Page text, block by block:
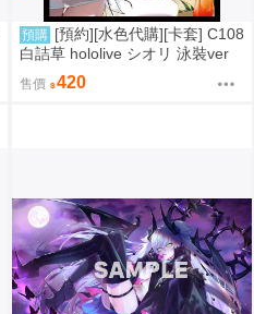
預購 [預約][水色代購][卡套] C108
白詰草 hololive シオリ 泳裝ver
售價 420